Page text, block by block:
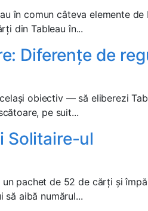
în comun câteva elemente
din Tableau în...
Diferențe de
obiectiv — să eliberezi
pe suit...
Solitaire-ul
pachet de 52 de cărți și
să aibă numărul...